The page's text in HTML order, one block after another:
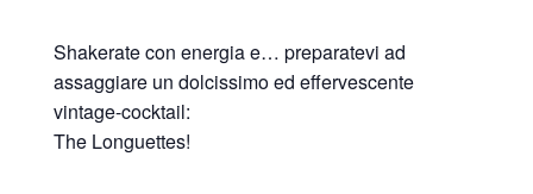
Shakerate con energia e… preparatevi ad
assaggiare un dolcissimo ed effervescente
vintage-cocktail:
The Longuettes!